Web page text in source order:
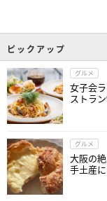
ピックアップ
グルメ
女子会
ストラ
グルメ
大阪の
手土産